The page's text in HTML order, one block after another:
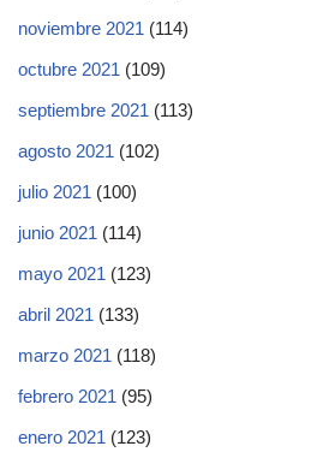
noviembre 2021 (114)
octubre 2021 (109)
septiembre 2021 (113)
agosto 2021 (102)
julio 2021 (100)
junio 2021 (114)
mayo 2021 (123)
abril 2021 (133)
marzo 2021 (118)
febrero 2021 (95)
enero 2021 (123)